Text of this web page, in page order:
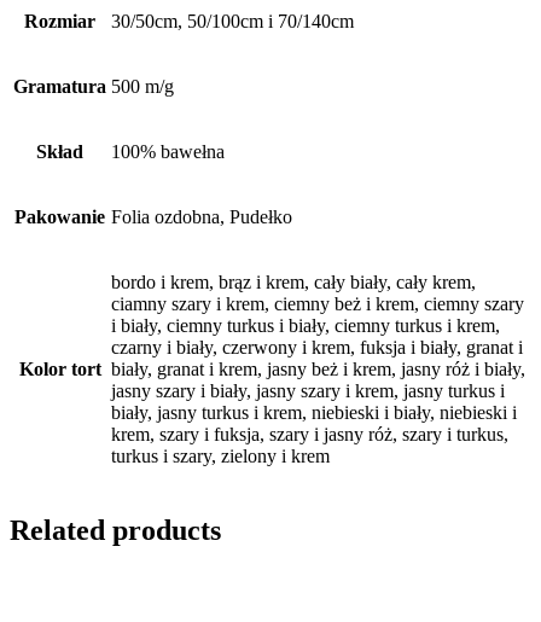
Rozmiar 30/50cm, 50/100cm i 70/140cm
Gramatura 500 m/g
Skład 100% bawełna
Pakowanie Folia ozdobna, Pudełko
Kolor tort
bordo i krem, brąz i krem, cały biały, cały krem,
ciamny szary i krem, ciemny beż i krem, ciemny szary
i biały, ciemny turkus i biały, ciemny turkus i krem,
czarny i biały, czerwony i krem, fuksja i biały, granat i
biały, granat i krem, jasny beż i krem, jasny róż i biały,
jasny szary i biały, jasny szary i krem, jasny turkus i
biały, jasny turkus i krem, niebieski i biały, niebieski i
krem, szary i fuksja, szary i jasny róż, szary i turkus,
turkus i szary, zielony i krem
Related products